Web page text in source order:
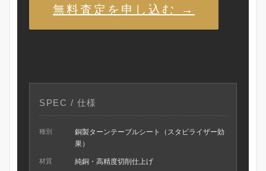
無料査定を申し込む →
SPEC / 仕様
種別
銅製ターンテーブルシート（スタビライザー効
果）
材質 純銅・高精度切削仕上げ